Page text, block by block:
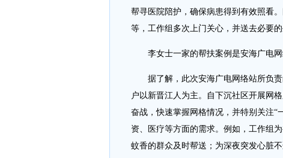
帮寻医院陪护，确保病患得到有效照看
等，工作组多次上门关心，并送去必要
李女士一家的帮扶案例是安海广电网
据了解，此次安海广电网络站所负责
户以新晋江人为主。自下沉社区开展网
奋战，快速掌握网格情况，并特别关注“
资、医疗等方面的需求。例如，工作组
蚊香的群众及时帮送；为深夜突发心脏